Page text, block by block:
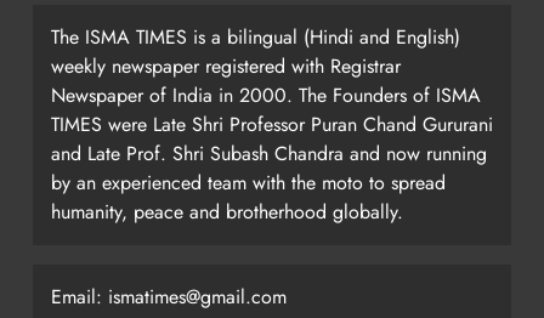
The ISMA TIMES is a bilingual (Hindi and English)
weekly newspaper registered with Registrar
Newspaper of India in 2000. The Founders of ISMA
TIMES were Late Shri Professor Puran Chand Gururani
and Late Prof. Shri Subash Chandra and now running
by an experienced team with the moto to spread
humanity, peace and brotherhood globally.
Email: ismatimes@gmail.com